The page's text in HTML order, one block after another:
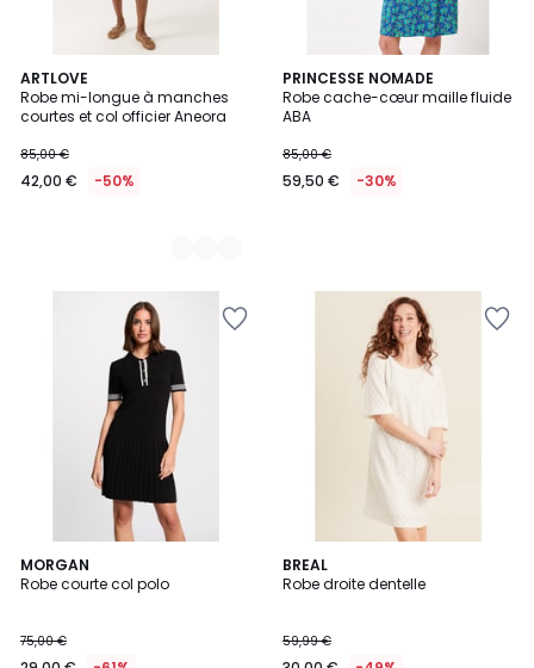
ARTLOVE
Robe mi-longue à manches
courtes et col officier Aneora
85,00 €
42,00 € -50%
2
Couleurs
PRINCESSE NOMADE
Robe cache-cœur maille fluide
ABA
85,00 €
59,50 € -30%
MORGAN
Robe courte col polo
75,00 €
BREAL
Robe droite dentelle
59,99 €